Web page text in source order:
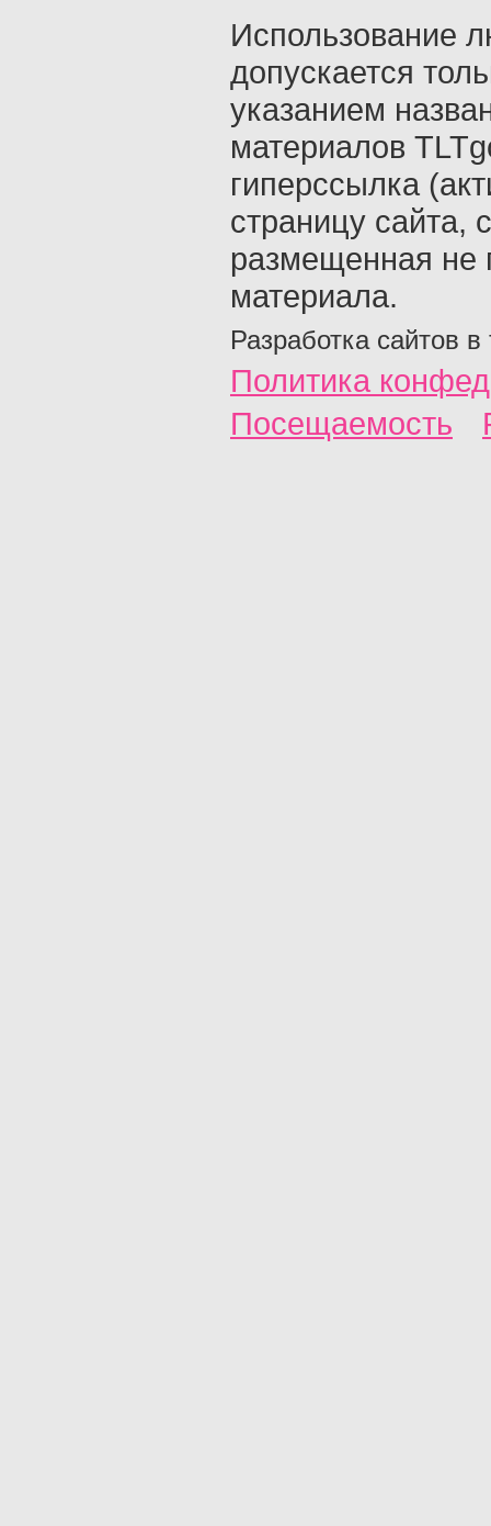
Использование
допускается
указанием
материалов
гиперссылка
страницу сайта,
размещенная не
материала.
Разработка сайтов в
Политика
Посещаемость